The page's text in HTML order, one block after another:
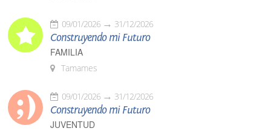
09/01/2026 31/12/2026
Construyendo mi Futuro
FAMILIA
Tamames
09/01/2026 31/12/2026
Construyendo mi Futuro
JUVENTUD